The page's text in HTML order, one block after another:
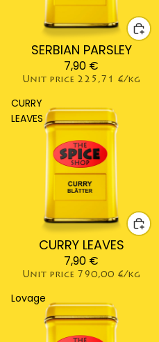
SERBIAN PARSLEY
7,90 €
Unit price 225,71 €/kg
CURRY
LEAVES
CURRY LEAVES
7,90 €
Unit price 790,00 €/kg
Lovage